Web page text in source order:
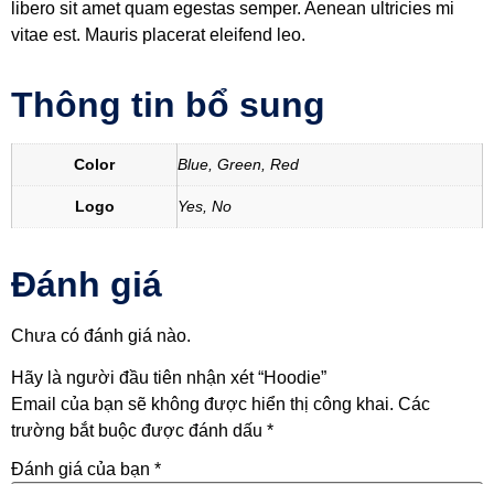
libero sit amet quam egestas semper. Aenean ultricies mi
vitae est. Mauris placerat eleifend leo.
Thông tin bổ sung
Color Blue, Green, Red
Logo Yes, No
Đánh giá
Chưa có đánh giá nào.
Hãy là người đầu tiên nhận xét “Hoodie”
Email của bạn sẽ không được hiển thị công khai. Các
trường bắt buộc được đánh dấu *
Đánh giá của bạn *